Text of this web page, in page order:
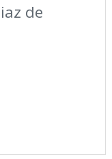
de